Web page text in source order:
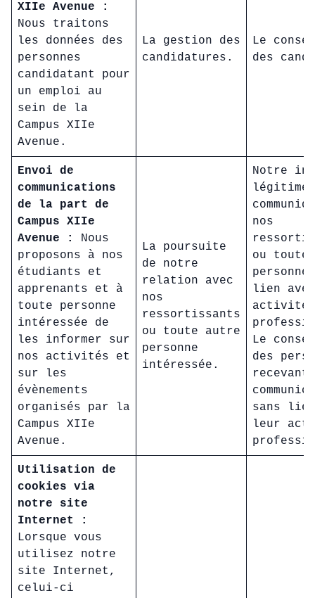
XIIe Avenue :
Nous traitons
les données des
personnes
candidatant pour
un emploi au
sein de la
Campus XIIe
Avenue.
La gestion des
candidatures.
Le
des
Envoi de
communications
de la part de
Campus XIIe
Avenue :
Nous
proposons à nos
étudiants et
apprenants et à
toute personne
intéressée de
les informer sur
nos activités et
sur les
évènements
organisés par la
Campus XIIe
Avenue.
La poursuite
de notre
relation avec
nos
ressortissants
ou toute autre
personne
intéressée.
Notre
légitime
nos
ou toute
lien
activité
Le
des
recevant
sans
leur
Utilisation de
cookies via
notre site
Internet :
Lorsque vous
utilisez notre
site Internet,
celui-ci